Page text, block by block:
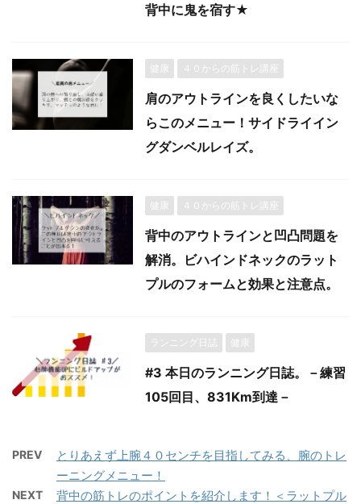
背中に鬼を宿す★
健康 ４０からの筋トレ講座
肩のアウトラインを良くしたいな
らこのメニュー！サイドライイン
グダンベルレイズ。
健康 ４０からの筋トレ講座
背中のアウトラインと凹凸問題を
解消。ビハインドネックのラット
プルのフォームと効果と注意点。
ランニング日誌 健康
#3 本日のランニング日誌。－練習
105回目、831Km到達－
PREV
とりあえず上腕４０センチを目指してみる、腕のトレ
ーニングメニュー！
NEXT
背中の筋トレのポイントを紹介します！＜ラットプル